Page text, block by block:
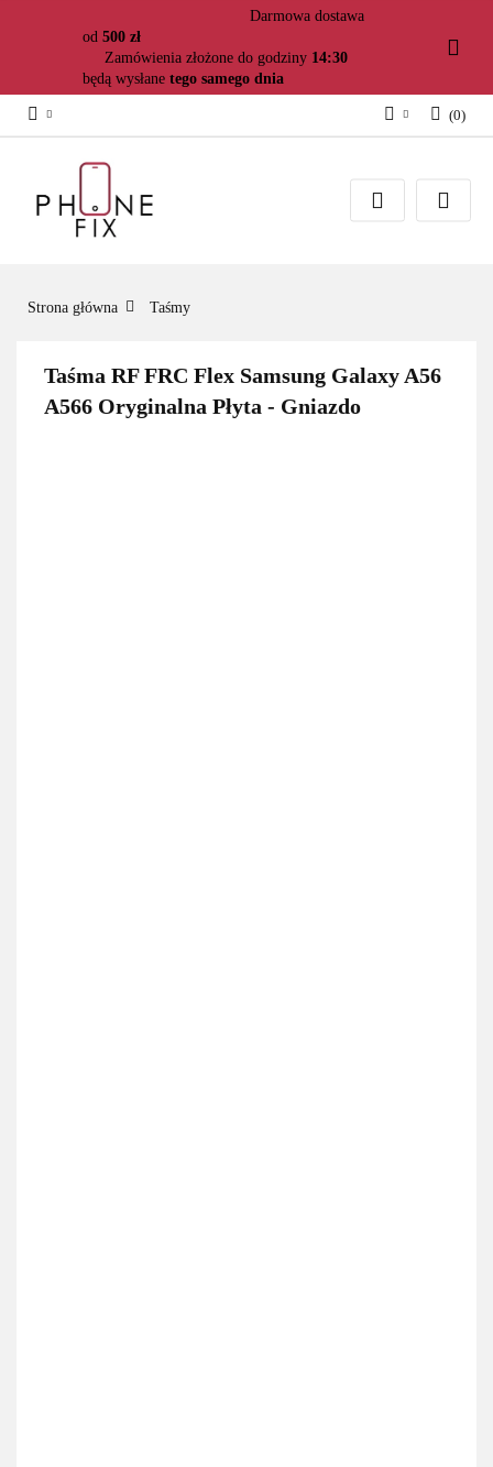
Darmowa dostawa
od 500 zł
Zamówienia złożone do godziny 14:30
będą wysłane tego samego dnia
Załóż konto
(0)
Strona główna Taśmy
Taśma RF FRC Flex Samsung Galaxy A56
A566 Oryginalna Płyta - Gniazdo